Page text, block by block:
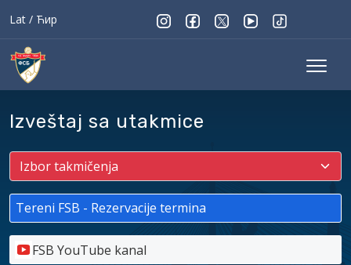
Lat / Ћир
Izveštaj sa utakmice
Tereni FSB - Rezervacije termina
FSB YouTube kanal